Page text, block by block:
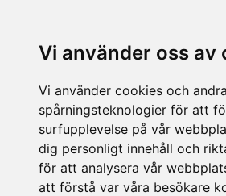
Vi använder oss av
Vi använder cookies och andra
spårningsteknologier för att
surfupplevelse på vår
dig personligt innehåll och
för att analysera vår
att förstå var våra besökare